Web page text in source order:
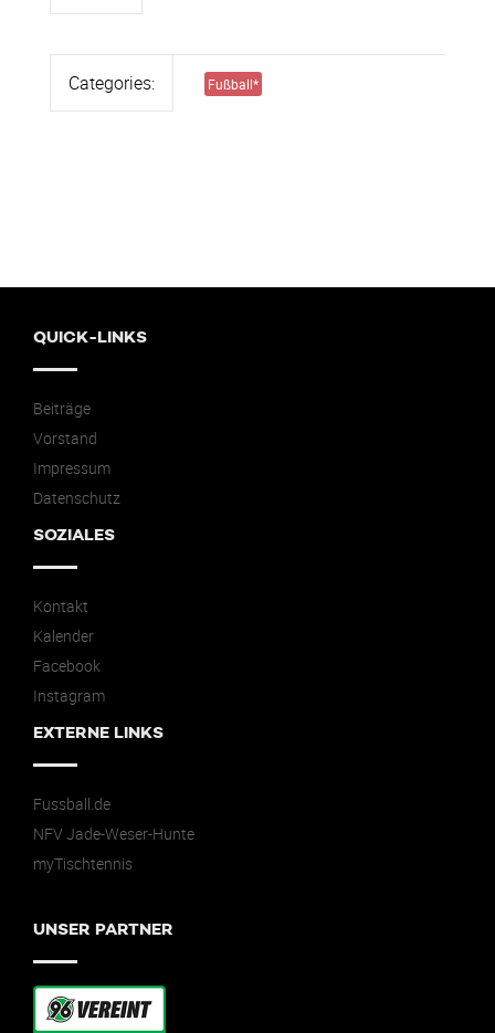
Categories: Fußball*
QUICK-LINKS
Beiträge
Vorstand
Impressum
Datenschutz
SOZIALES
Kontakt
Kalender
Facebook
Instagram
EXTERNE LINKS
Fussball.de
NFV Jade-Weser-Hunte
myTischtennis
UNSER PARTNER